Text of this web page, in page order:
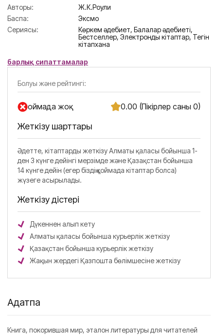
Авторы:
Ж.К.Роулиң
Баспа:
Эксмо
Сериясы:
Көркем әдебиет, Балалар әдебиеті,
Бестселлер, Электронды кітаптар, Тегін
кітапхана
барлық сипаттамалар
Болуы және рейтингі:
Қоймада жоқ 0.00 (Пікірлер саны 0)
Жеткізу шарттары
Әдетте, кітаптарды жеткізу Алматы қаласы бойынша 1-
ден 3 күнге дейінгі мерзімде және Қазақстан бойынша
14 күнге дейін (егер біздің қоймада кітаптар болса)
жүзеге асырылады.
Жеткізу әдістері
Дүкеннен алып кету
Алматы қаласы бойынша курьерлік жеткізу
Қазақстан бойынша курьерлік жеткізу
Жақын жердегі Қазпошта бөлімшесіне жеткізу
Аңдатпа
Книга, покорившая мир, эталон литературы для читателей